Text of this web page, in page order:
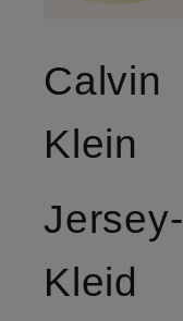
Calvin
Klein
Jersey-
Kleid